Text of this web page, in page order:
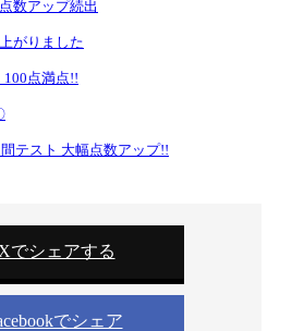
数アップ続出
がりました
点満点!!
テスト 大幅点数アップ!!
Xでシェアする
でシェア